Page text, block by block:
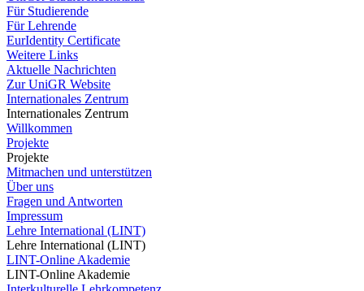
Für Studierende
Für Lehrende
EurIdentity Certificate
Weitere Links
Aktuelle Nachrichten
Zur UniGR Website
Internationales Zentrum
Internationales Zentrum
Willkommen
Projekte
Projekte
Mitmachen und unterstützen
Über uns
Fragen und Antworten
Impressum
Lehre International (LINT)
Lehre International (LINT)
LINT-Online Akademie
LINT-Online Akademie